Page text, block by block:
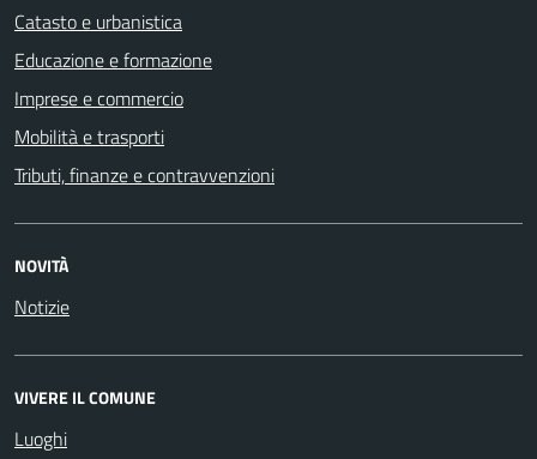
Catasto e urbanistica
Educazione e formazione
Imprese e commercio
Mobilità e trasporti
Tributi, finanze e contravvenzioni
NOVITÀ
Notizie
VIVERE IL COMUNE
Luoghi